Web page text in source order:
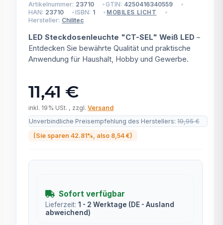
Artikelnummer: 23710 GTIN: 4250416340559
HAN: 23710 ISBN: 1 MOBILES LICHT
Hersteller: Chilitec
LED Steckdosenleuchte "CT-SEL" Weiß LED –
Entdecken Sie bewährte Qualität und praktische
Anwendung für Haushalt, Hobby und Gewerbe.
11,41 €
inkl. 19% USt. , zzgl. Versand
Unverbindliche Preisempfehlung des Herstellers: 19,95 €
(Sie sparen 42.81% , also 8,54 €)
Sofort verfügbar
Lieferzeit: 1 - 2 Werktage (DE - Ausland
abweichend)